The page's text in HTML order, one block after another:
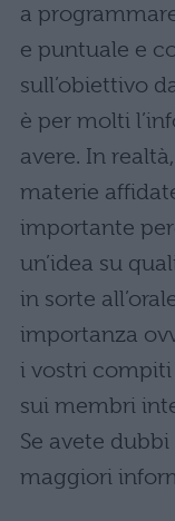
a
e puntuale e
sull’obiettivo
è per molti
avere. In
materie
importante
un’idea su
in sorte
importanza
i vostri
sui membri
Se avete
maggiori